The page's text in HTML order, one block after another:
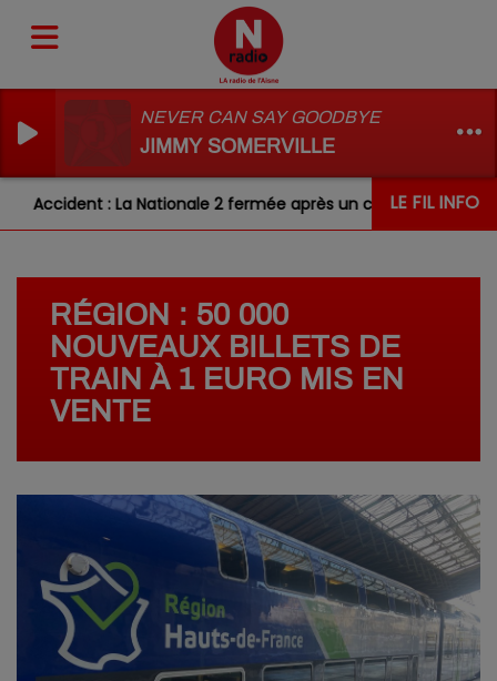
NEVER CAN SAY GOODBYE
JIMMY SOMERVILLE
LE FIL INFO
Accident : La Nationale 2 fermée après un choc entre deux
RÉGION : 50 000
NOUVEAUX BILLETS DE
TRAIN À 1 EURO MIS EN
VENTE